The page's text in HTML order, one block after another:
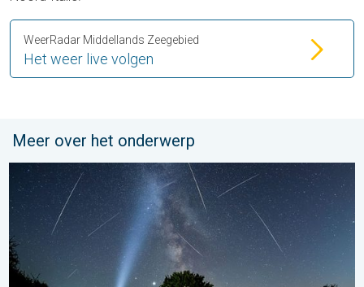
Het weer live volgen
WeerRadar Middellands Zeegebied
Meer over het onderwerp
De tijd van de vallende sterren begint. Hoogtepunt in